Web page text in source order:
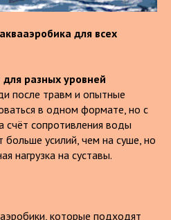
для всех
разных уровней
после травм и опытные
в одном формате, но с
счёт сопротивления воды
усилий, чем на суше, но
нагрузка на суставы.
которые подходят